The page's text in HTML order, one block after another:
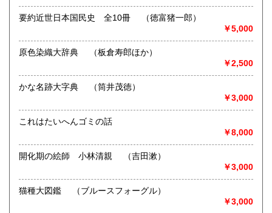
しては翌日発送します。
定休日：年中無休
書籍の買取について
お知らせ頂き次第、ご相談の上、全国どこへでも買い取りに
お伺いいたします。
少量の場合は、送料当店負担着払い宅急便にてお送りくださ
◎ホームページをリニューアルオープンしました。
http://www.okamotoshoten.com/
哲学宗教、歴史、社会科学、自然科学、美術工芸、国語国
文、古典籍、近代文献、趣味、古書一般（その他）
軍事・戦記関係、植物関係、書道関係、道具類大量入荷
要約近世日本国民史 全10冊 （徳富猪一郎）
￥5,000
原色染織大辞典 （板倉寿郎ほか）
￥2,500
かな名跡大字典 （筒井茂徳）
￥3,000
これはたいへんゴミの話
￥8,000
開化期の絵師 小林清親 （吉田漱）
￥3,000
猫種大図鑑 （ブルースフォーグル）
￥3,000